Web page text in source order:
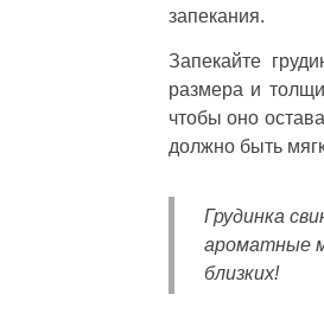
запекания.
Запекайте
размера и
чтобы оно
должно быть
Грудинка
ароматные
близких!